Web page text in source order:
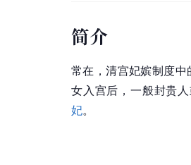
简介
常在，清宫妃嫔制度中
女入宫后，一般封贵
妃。